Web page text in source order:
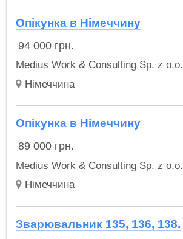
Опікунка в Німеччину
94 000 грн.
Medius Work & Consulting Sp. z o.o.
Німеччина
Опікунка в Німеччину
89 000 грн.
Medius Work & Consulting Sp. z o.o.
Німеччина
Зварювальник 135, 136, 138.